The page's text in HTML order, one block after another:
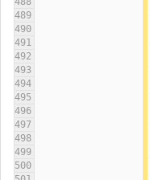
489
490
491
492
493
494
495
496
497
498
499
500